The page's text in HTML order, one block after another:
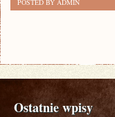
POSTED BY ADMIN
Ostatnie wpisy